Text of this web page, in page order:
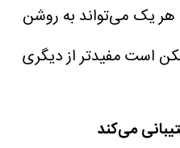
یک می‌تواند به روشن
است مفیدتر از دیگری
می‌کند